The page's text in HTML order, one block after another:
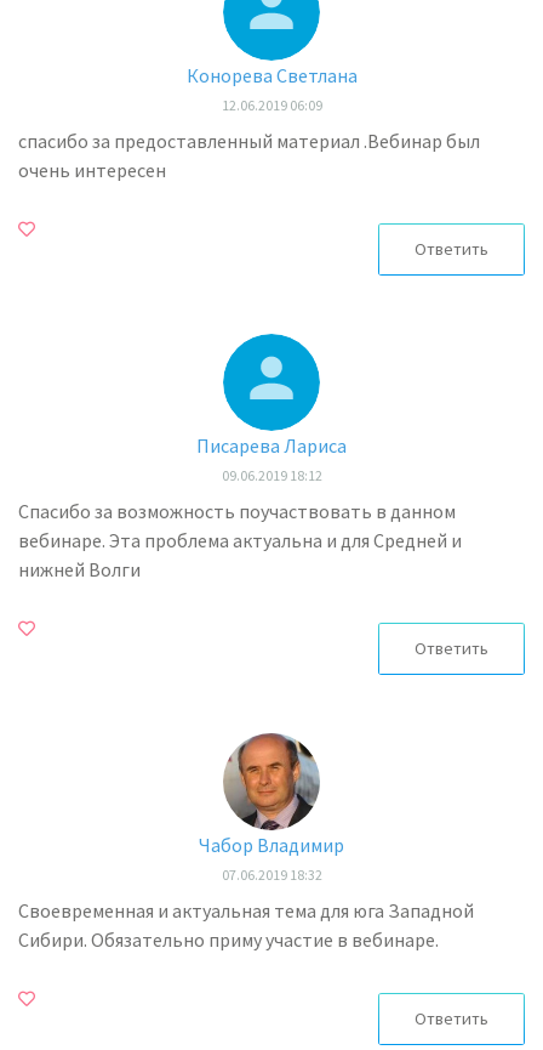
Конорева Светлана
12.06.2019 06:09
спасибо за предоставленный материал .Вебинар был
очень интересен
Ответить
Писарева Лариса
09.06.2019 18:12
Спасибо за возможность поучаствовать в данном
вебинаре. Эта проблема актуальна и для Средней и
нижней Волги
Ответить
Чабор Владимир
07.06.2019 18:32
Своевременная и актуальная тема для юга Западной
Сибири. Обязательно приму участие в вебинаре.
Ответить